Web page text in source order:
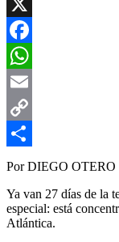
X
Facebook
WhatsApp
Email
Copy
Link
Compartir
Por DIEGO
Ya van 27 días de la
especial: está
Atlántica.